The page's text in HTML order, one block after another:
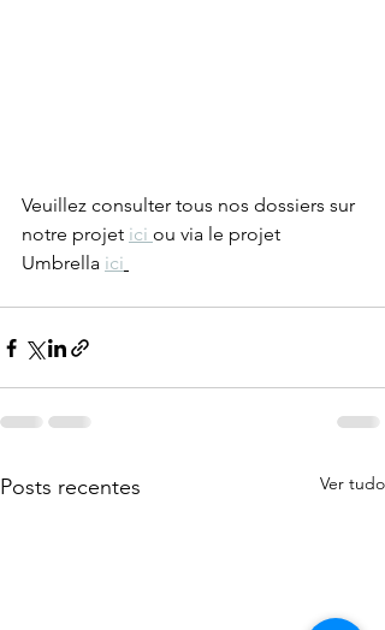
Veuillez consulter tous nos dossiers sur
notre projet ici ou via le projet
Umbrella ici
Posts recentes Ver tudo